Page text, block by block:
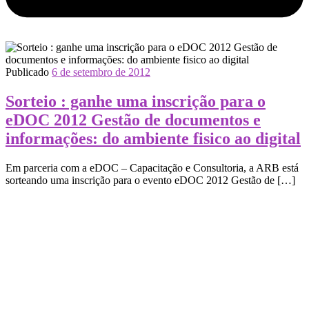
Publicado 6 de setembro de 2012
Sorteio : ganhe uma inscrição para o
eDOC 2012 Gestão de documentos e
informações: do ambiente fisico ao digital
Em parceria com a eDOC – Capacitação e Consultoria, a ARB está
sorteando uma inscrição para o evento eDOC 2012 Gestão de […]